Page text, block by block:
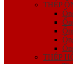
THÉP
THÉP